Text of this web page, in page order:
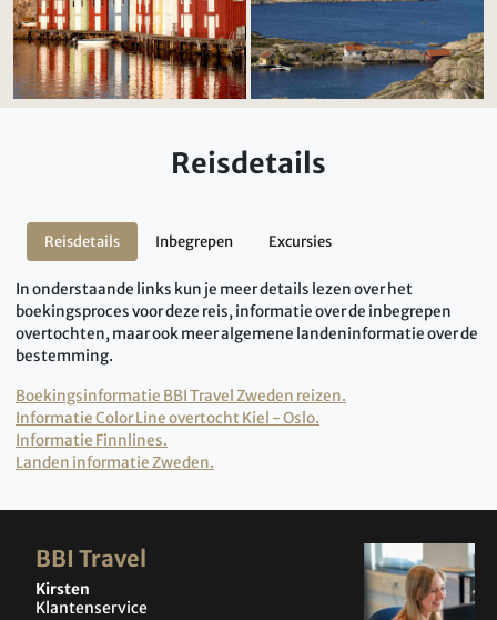
Reisdetails
Reisdetails Inbegrepen Excursies
In onderstaande links kun je meer details lezen over het
boekingsproces voor deze reis, informatie over de inbegrepen
overtochten, maar ook meer algemene landeninformatie over de
bestemming.
Boekingsinformatie BBI Travel Zweden reizen.
Informatie Color Line overtocht Kiel - Oslo.
Informatie Finnlines.
Landen informatie Zweden.
BBI Travel
Kirsten
Klantenservice